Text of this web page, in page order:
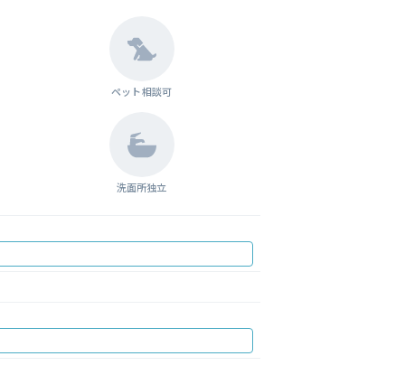
ペット相談可
洗面所独立